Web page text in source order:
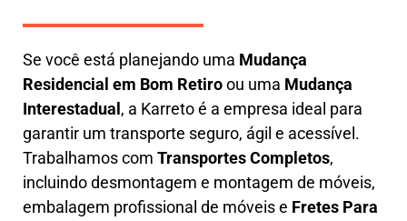
Se você está planejando uma Mudança
Residencial em Bom Retiroou uma Mudança
Interestadual , a Karretoé a empresa ideal para
garantir um transporte seguro, ágil e acessível.
Trabalhamos com Transportes Completos,
incluindodesmontagem e montagem de móveis,
embalagem profissional de móveis e Fretes Para